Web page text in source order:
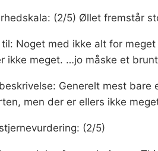
(2/5) Øllet fremstår
til: Noget med ikke alt for
ikke meget. …jo måske et
Generelt mest
men der er ellers ikke
(2/5)